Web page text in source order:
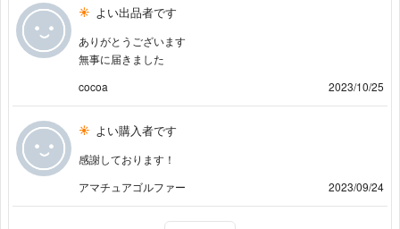
よい出品者です
ありがとうございます
無事に届きました
cocoa
2023/10/25
よい購入者です
感謝しております！
アマチュアゴルファー
2023/09/24